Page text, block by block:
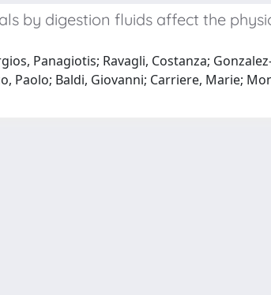
by digestion fluids affect the
Panagiotis; Ravagli, Costanza;
Paolo; Baldi, Giovanni; Carriere, Marie;